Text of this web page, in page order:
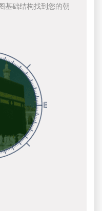
基础结构找到您的朝